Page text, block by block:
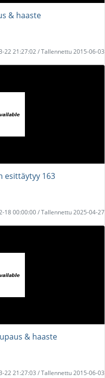
& haaste
22 21:27:02 / Tallennettu 2015-06-03
esittäytyy 163
18 00:00:00 / Tallennettu 2025-04-27
& haaste
22 21:27:03 / Tallennettu 2015-06-03